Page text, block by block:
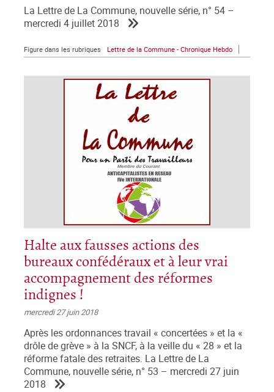
La Lettre de La Commune, nouvelle série, n° 54 –
mercredi 4 juillet 2018
Figure dans les rubriques Lettre de la Commune - Chronique Hebdo
Halte aux fausses actions des
bureaux confédéraux et à leur vrai
accompagnement des réformes
indignes !
mercredi 27 juin 2018
Après les ordonnances travail « concertées » et la «
drôle de grève » à la SNCF, à la veille du « 28 » et la
réforme fatale des retraites. La Lettre de La
Commune, nouvelle série, n° 53 – mercredi 27 juin
2018